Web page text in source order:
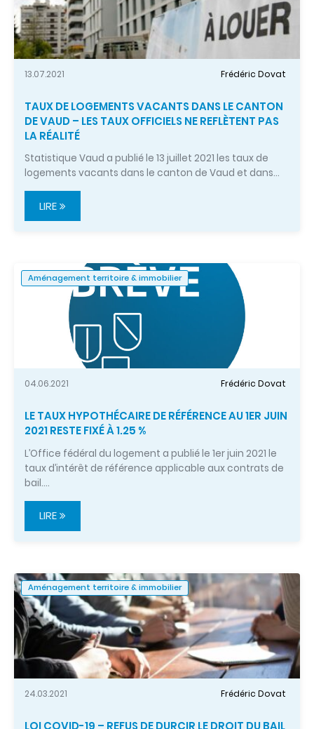
13.07.2021 Frédéric Dovat
TAUX DE LOGEMENTS VACANTS DANS LE CANTON
DE VAUD – LES TAUX OFFICIELS NE REFLÈTENT PAS
LA RÉALITÉ
Statistique Vaud a publié le 13 juillet 2021 les taux de
logements vacants dans le canton de Vaud et dans…
LIRE
Aménagement territoire & immobilier
04.06.2021 Frédéric Dovat
LE TAUX HYPOTHÉCAIRE DE RÉFÉRENCE AU 1ER JUIN
2021 RESTE FIXÉ À 1.25 %
L’Office fédéral du logement a publié le 1er juin 2021 le
taux d’intérêt de référence applicable aux contrats de
bail.…
LIRE
Aménagement territoire & immobilier
24.03.2021 Frédéric Dovat
LOI COVID-19 – REFUS DE DURCIR LE DROIT DU BAIL